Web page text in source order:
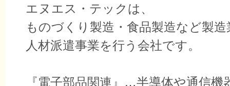
エヌエス・テックは、
ものづくり製造・食品製造など製
人材派遣事業を行う会社です。
『電子部品関連』…半導体や通信機